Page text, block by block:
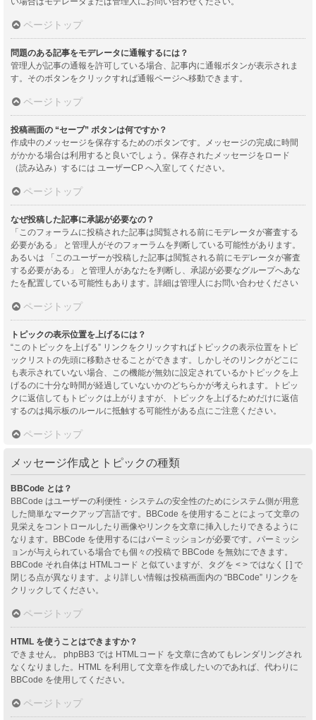
ページトップ
問題のある記事をモデレータに通報するには？
管理人が記事の通報を許可している場合、記事内に通報ボタンが表示されま
す。そのボタンをクリックすれば通報ページへ移動できます。
ページトップ
投稿画面の “セーブ” ボタンは何ですか？
作成中のメッセージを保存するためのボタンです。メッセージの完成に時間
がかかる場合は利用すると良いでしょう。保存されたメッセージをロード
（読み込み）するには ユーザーCP へ入室してください。
ページトップ
なぜ投稿した記事に承認が必要なの？
「このフォーラムに投稿された記事は閲覧される前にモデレータが審査する
必要がある」 と管理人がそのフォーラムを判断している可能性があります。
あるいは 「このユーザーが投稿した記事は閲覧される前にモデレータが審査
する必要がある」 と管理人があなたを判断し、承認が必要なグループへあな
たを配置している可能性もあります。詳細は管理人にお問い合わせください
ページトップ
トピックの表示位置を上げるには？
“このトピックを上げる” リンクをクリックすればトピックの表示位置をトピ
ックリストの先頭に移動させることができます。しかしそのリンクがどこに
も表示されていない場合、この機能が無効に設定されているかトピックを上
げるのに十分な時間が経過していないかのどちらかが考えられます。トピッ
クに返信してもトピックは上がりますが、トピックを上げるためだけに返信
するのは掲示板のルールに抵触する可能性がある点にご注意ください。
ページトップ
メッセージ作成とトピックの種類
BBCode とは？
BBCode はユーザーの利便性・システムの安全性のためにシステム側が用意
した簡単なマークアップ言語です。BBCode を使用することによって文章の
見栄えをコントロールしたり画像やリンクを文章に挿入したりできるように
なります。BBCode を使用するにはパーミッションが必要です。パーミッシ
ョンが与えられている場合でも個々の投稿で BBCode を無効にできます。
BBCode それ自体は HTMLコード と似ていますが、タグを < > ではなく [ ] で
閉じる点が異なります。より詳しい情報は投稿画面内の “BBCode” リンクを
クリックしてください。
ページトップ
HTML を使うことはできますか？
できません。 phpBB3 では HTMLコード を文章に含めてもレンダリングされ
なくなりました。HTML を利用して文章を作成したいのであれば、代わりに
BBCode を使用してください。
ページトップ